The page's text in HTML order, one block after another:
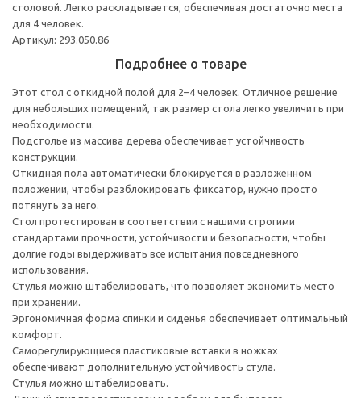
столовой. Легко раскладывается, обеспечивая достаточно места
для 4 человек.
Артикул: 293.050.86
Подробнее о товаре
Этот стол с откидной полой для 2–4 человек. Отличное решение
для небольших помещений, так размер стола легко увеличить при
необходимости.
Подстолье из массива дерева обеспечивает устойчивость
конструкции.
Откидная пола автоматически блокируется в разложенном
положении, чтобы разблокировать фиксатор, нужно просто
потянуть за него.
Стол протестирован в соответствии с нашими строгими
стандартами прочности, устойчивости и безопасности, чтобы
долгие годы выдерживать все испытания повседневного
использования.
Стулья можно штабелировать, что позволяет экономить место
при хранении.
Эргономичная форма спинки и сиденья обеспечивает оптимальный
комфорт.
Саморегулирующиеся пластиковые вставки в ножках
обеспечивают дополнительную устойчивость стула.
Стулья можно штабелировать.